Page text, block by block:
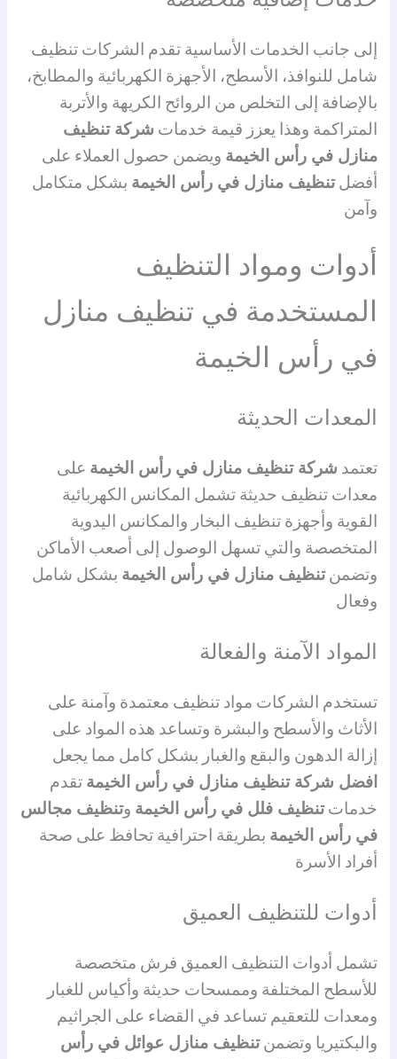
إلى جانب الخدمات الأساسية تقدم الشركات تنظيف
شامل للنوافذ، الأسطح، الأجهزة الكهربائية والمطابخ،
بالإضافة إلى التخلص من الروائح الكريهة والأتربة
المتراكمة وهذا يعزز قيمة خدمات شركة تنظيف
منازل في رأس الخيمة ويضمن حصول العملاء على
أفضلتنظيف منازل في رأس الخيمة بشكل متكامل
وآمن
أدوات ومواد التنظيف
المستخدمة في تنظيف منازل
في رأس الخيمة
المعدات الحديثة
تعتمد شركة تنظيف منازل في رأس الخيمة على
معدات تنظيف حديثة تشمل المكانس الكهربائية
القوية وأجهزة تنظيف البخار والمكانس اليدوية
المتخصصة والتي تسهل الوصول إلى أصعب الأماكن
وتضمنتنظيف منازل في رأس الخيمة بشكل شامل
وفعال
المواد الآمنة والفعالة
تستخدم الشركات مواد تنظيف معتمدة وآمنة على
الأثاث والأسطح والبشرة وتساعد هذه المواد على
إزالة الدهون والبقع والغبار بشكل كامل مما يجعل
افضل شركة تنظيف منازل في رأس الخيمة تقدم
خدماتتنظيف فلل في رأس الخيمة وتنظيف مجالس
في رأس الخيمة بطريقة احترافية تحافظ على صحة
أفراد الأسرة
أدوات للتنظيف العميق
تشمل أدوات التنظيف العميق فرش متخصصة
للأسطح المختلفة وممسحات حديثة وأكياس للغبار
ومعدات للتعقيم تساعد في القضاء على الجراثيم
والبكتيريا وتضمنتنظيف منازل عوائل في رأس